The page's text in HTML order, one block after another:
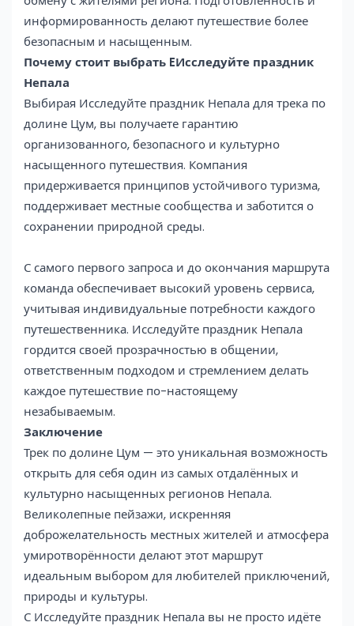
информированность делают путешествие более
безопасным и насыщенным.
Почему стоит выбрать EИсследуйте праздник
Непала
Выбирая Исследуйте праздник Непала для трека по
долине Цум, вы получаете гарантию
организованного, безопасного и культурно
насыщенного путешествия. Компания
придерживается принципов устойчивого туризма,
поддерживает местные сообщества и заботится о
сохранении природной среды.
С самого первого запроса и до окончания маршрута
команда обеспечивает высокий уровень сервиса,
учитывая индивидуальные потребности каждого
путешественника. Исследуйте праздник Непала
гордится своей прозрачностью в общении,
ответственным подходом и стремлением делать
каждое путешествие по-настоящему
незабываемым.
Заключение
Трек по долине Цум — это уникальная возможность
открыть для себя один из самых отдалённых и
культурно насыщенных регионов Непала.
Великолепные пейзажи, искренняя
доброжелательность местных жителей и атмосфера
умиротворённости делают этот маршрут
идеальным выбором для любителей приключений,
природы и культуры.
С Исследуйте праздник Непала вы не просто идёте